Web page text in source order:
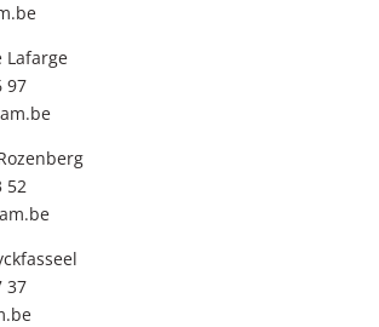
Lafarge
97
52
37